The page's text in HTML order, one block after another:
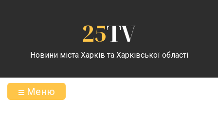
25TV
Новини міста Харків та Харківської області
Меню